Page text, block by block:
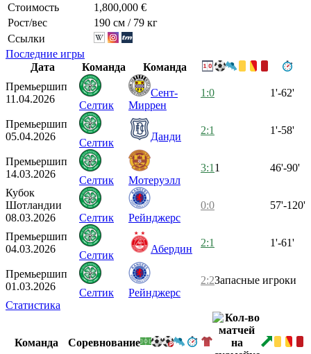
Стоимость
1,800,000 €
Рост/вес
190 см / 79 кг
Ссылки
Последние игры
Дата
Команда
Команда
Премьершип
11.04.2026
Селтик
Сент-
Миррен
1:0 1'-62'
Премьершип
05.04.2026
Селтик
Данди
2:1 1'-58'
Премьершип
14.03.2026
Селтик Мотеруэлл
3:1 1 46'-90'
Кубок
Шотландии
08.03.2026
Селтик Рейнджерс
0:0 57'-120'
Премьершип
04.03.2026
Селтик
Абердин
2:1 1'-61'
Премьершип
01.03.2026
Селтик Рейнджерс
2:2Запасные игроки
Статистика
Команда Соревнование